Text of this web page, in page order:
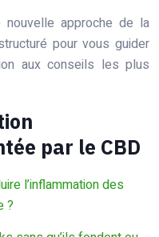
approche de la
pour vous guider
aux conseils les plus
par le CBD
l’inflammation des
?